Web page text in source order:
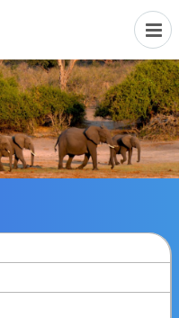
09:00h a 17:30h).
email.